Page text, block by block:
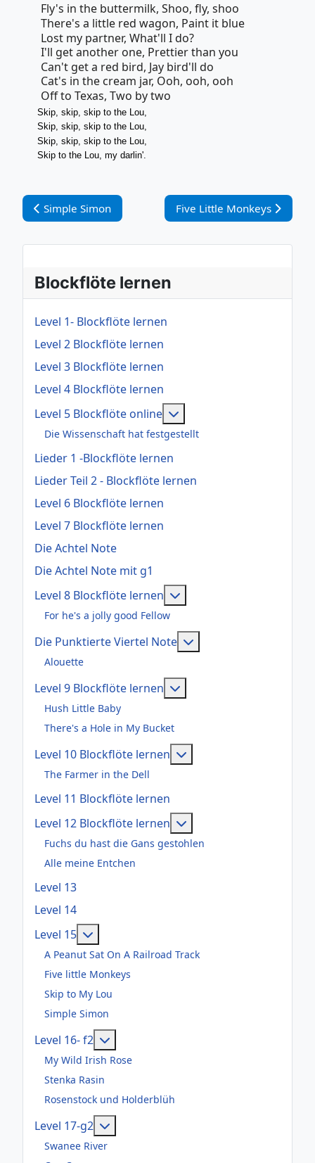
Fly's in the buttermilk, Shoo, fly, shoo
There's a little red wagon, Paint it blue
Lost my partner, What'll I do?
I'll get another one, Prettier than you
Can't get a red bird, Jay bird'll do
Cat's in the cream jar, Ooh, ooh, ooh
Off to Texas, Two by two
Skip, skip, skip to the Lou,
Skip, skip, skip to the Lou,
Skip, skip, skip to the Lou,
Skip to the Lou, my darlin'.
Vorheriger Beitrag: Simple Simon
Simple Simon Nächster Beitrag: Five
Five Little Monkeys
Blockflöte lernen
Level 1- Blockflöte lernen
Level 2 Blockflöte lernen
Level 3 Blockflöte lernen
Level 4 Blockflöte lernen
Level 5 Blockflöte online
Die Wissenschaft hat festgestellt
Lieder 1 -Blockflöte lernen
Lieder Teil 2 - Blockflöte lernen
Level 6 Blockflöte lernen
Level 7 Blockflöte lernen
Die Achtel Note
Die Achtel Note mit g1
Level 8 Blockflöte lernen
For he's a jolly good Fellow
Die Punktierte Viertel Note
Alouette
Level 9 Blockflöte lernen
Hush Little Baby
There's a Hole in My Bucket
Level 10 Blockflöte lernen
The Farmer in the Dell
Level 11 Blockflöte lernen
Level 12 Blockflöte lernen
Fuchs du hast die Gans gestohlen
Alle meine Entchen
Level 13
Level 14
Level 15
A Peanut Sat On A Railroad Track
Five little Monkeys
Skip to My Lou
Simple Simon
Level 16- f2
My Wild Irish Rose
Stenka Rasin
Rosenstock und Holderblüh
Level 17-g2
Swanee River